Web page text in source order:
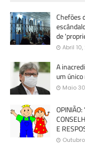
Chefões
de
Abril 10,
A
um
Maio
E